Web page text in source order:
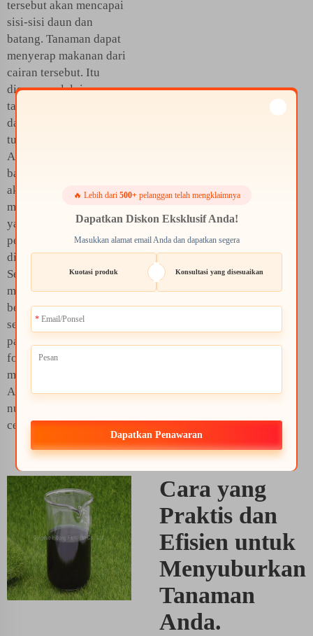
tersebut akan mencapai
sisi-sisi daun dan
batang. Tanaman dapat
menyerap makanan dari
cairan tersebut. Itu
diserap melalui
tanaman. Digunakan
dalam buahnya saat
tumbuh lebih besar.
Atau bagian-bagian
bawang putih seperti
akar atau tunas juga
menggunakannya. Saya
yakin tidak ada
perawatan yang mudah
dilakukan melalui daun.
Seperti akar, mereka
mungkin mengambil
beberapa makanan daun
sendiri. Ini merujuk
pada kemampuan pupuk
foliar cair untuk
membantu tanaman
Anda mendapatkan
nutrisi bahkan lebih
cepat.
Cara yang
Praktis dan
Efisien untuk
Menyuburkan
Tanaman
Anda.
🔥 Lebih dari 500+pelanggan telah mengklaimnya
Dapatkan Diskon Eksklusif Anda!
Masukkan alamat email Anda dan dapatkan segera
Kuotasi produk Konsultasi yang disesuaikan
Dapatkan Penawaran